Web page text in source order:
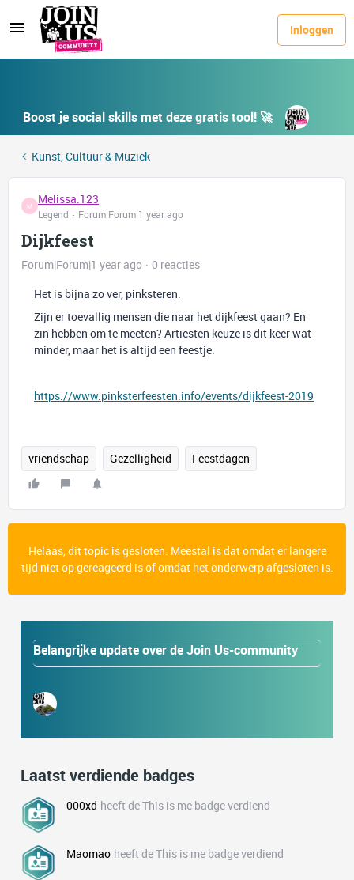
Inloggen
Boost je social skills met deze gratis tool! 🚀
Kunst, Cultuur & Muziek
M Melissa.123
Legend Forum|Forum|1 year ago
Dijkfeest
Forum|Forum|1 year ago
0 reacties
Het is bijna zo ver, pinksteren.
Zijn er toevallig mensen die naar het dijkfeest gaan? En
zin hebben om te meeten? Artiesten keuze is dit keer wat
minder, maar het is altijd een feestje.
https://www.pinksterfeesten.info/events/dijkfeest-2019
vriendschap Gezelligheid Feestdagen
Helaas, dit topic is gesloten. Meestal is dat omdat er langere
tijd niet op gereageerd is of omdat het onderwerp afgesloten is.
Belangrijke update over de Join Us-community
Laatst verdiende badges
000xd heeft de This is me badge verdiend
Maomao heeft de This is me badge verdiend